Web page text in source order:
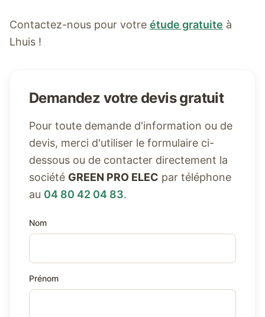
Contactez-nous pour votre étude gratuite à
Lhuis !
Demandez votre devis gratuit
Pour toute demande d'information ou de
devis, merci d'utiliser le formulaire ci-
dessous ou de contacter directement la
société GREEN PRO ELEC par téléphone
au 04 80 42 04 83.
Nom
Prénom